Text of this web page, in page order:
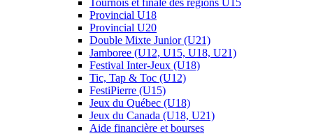
Tournois et finale des régions U15
Provincial U18
Provincial U20
Double Mixte Junior (U21)
Jamboree (U12, U15, U18, U21)
Festival Inter-Jeux (U18)
Tic, Tap & Toc (U12)
FestiPierre (U15)
Jeux du Québec (U18)
Jeux du Canada (U18, U21)
Aide financière et bourses